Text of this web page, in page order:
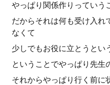
やっぱり関係作りっていう
だからそれは何も受け入れ
なくて
少しでもお役に立とうとい
ということでやっぱり先生
それからやっぱり行く前に